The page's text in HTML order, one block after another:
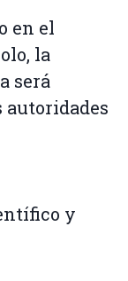
en el
la
será
y